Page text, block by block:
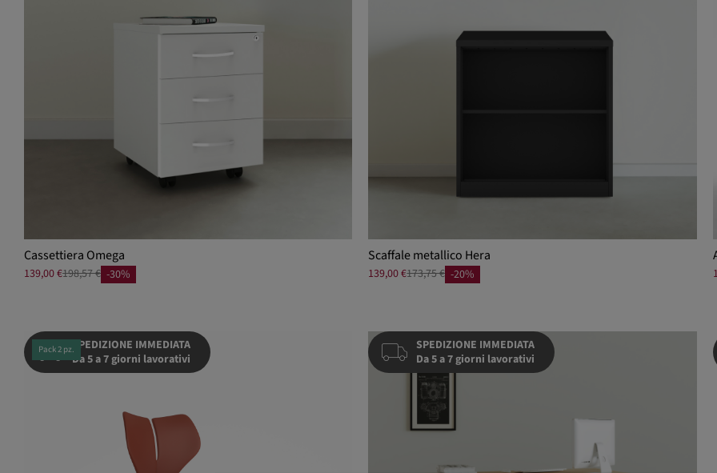
Cassettiera Omega
139,00 €198,57 € -30%
Scaffale metallico Hera
139,00 €173,75 € -20%
SPEDIZIONE IMMEDIATA
Da 5 a 7 giorni lavorativi
Pack 2 pz.
SPEDIZIONE IMMEDIATA
Da 5 a 7 giorni lavorativi